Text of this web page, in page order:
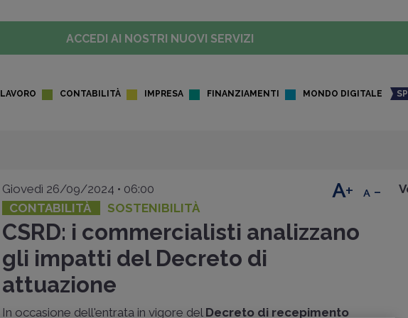
ACCEDI AI NOSTRI NUOVI SERVIZI
LAVORO CONTABILITÀ IMPRESA FINANZIAMENTI MONDO DIGITALE
Giovedì 26/09/2024 • 06:00
CONTABILITÀ
SOSTENIBILITÀ
CSRD: i commercialisti analizzano
gli impatti del Decreto di
attuazione
In occasione dell'entrata in vigore del Decreto di recepimento
+ -